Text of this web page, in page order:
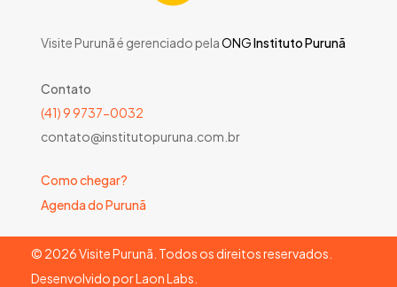
Visite Purunã é gerenciado pelaONGInstituto Purunã
Contato
(41) 9 9737-0032
contato@institutopuruna.com.br
Como chegar?
Agenda do Purunã
© 2026Visite Purunã. Todos os direitos reservados.
Desenvolvido porLaon Labs